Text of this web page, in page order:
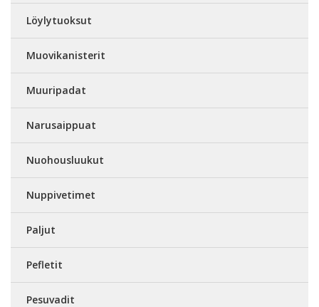
Löylytuoksut
Muovikanisterit
Muuripadat
Narusaippuat
Nuohousluukut
Nuppivetimet
Paljut
Pefletit
Pesuvadit